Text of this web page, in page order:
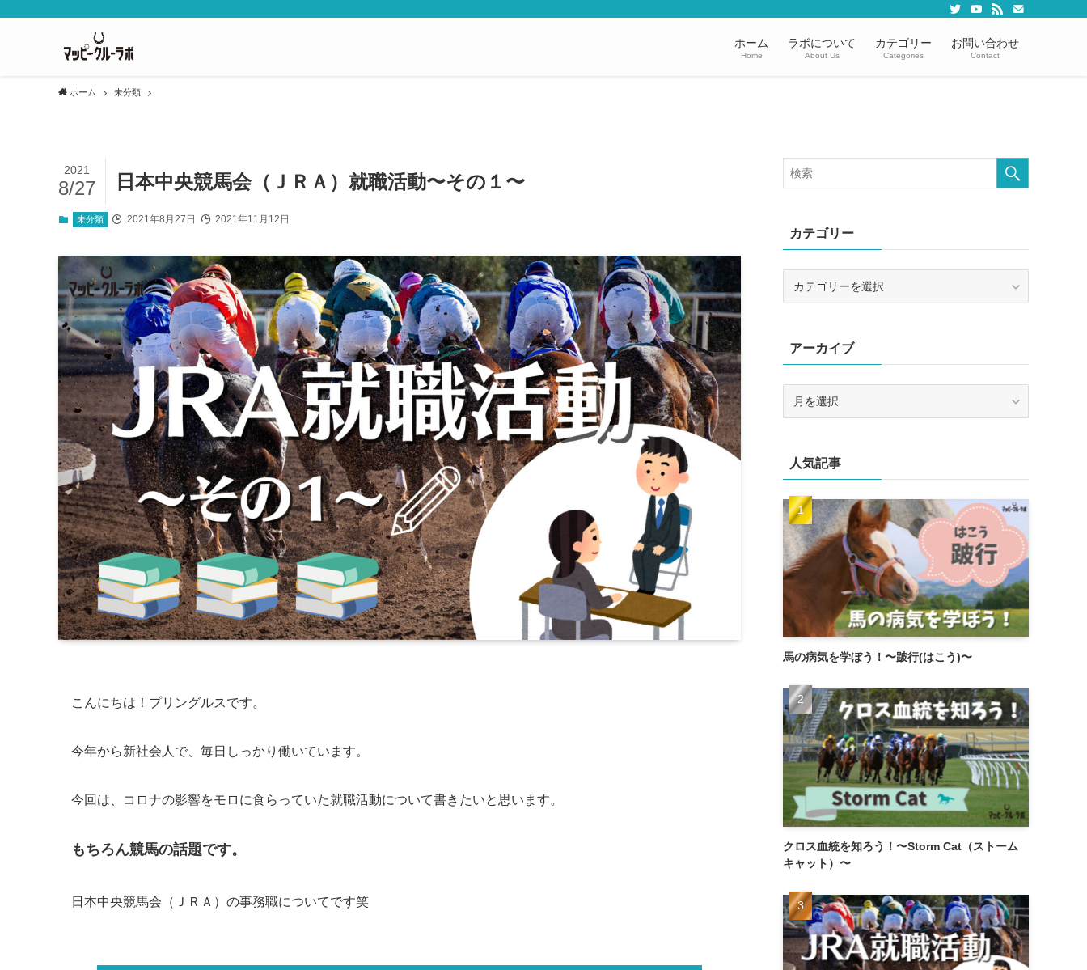
ホーム
Home
ラボについて
About Us
カテゴリー
Categories
お問い合わせ
Contact
ホーム 未分類
日本中央競馬会（ＪＲＡ）就職活動〜その１〜
2021
8/27
未分類 2021年8月27日 2021年11月12日
こんにちは！プリングルスです。
今年から新社会人で、毎日しっかり働いています。
今回は、コロナの影響をモロに食らっていた就職活動について書きたいと思います。
もちろん競馬の話題です。
日本中央競馬会（ＪＲＡ）の事務職についてです笑
カテゴリー
ーアーカイブ
ブ人気記事
馬の病気を学ぼう！〜跛行(はこう)〜
クロス血統を知ろう！〜Storm Cat（ストーム
キャット）〜